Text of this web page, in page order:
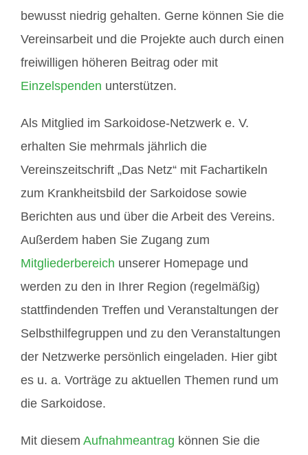
bewusst niedrig gehalten. Gerne können Sie die
Vereinsarbeit und die Projekte auch durch einen
freiwilligen höheren Beitrag oder mit
Einzelspenden unterstützen.
Als Mitglied im Sarkoidose-Netzwerk e. V.
erhalten Sie mehrmals jährlich die
Vereinszeitschrift „Das Netz“ mit Fachartikeln
zum Krankheitsbild der Sarkoidose sowie
Berichten aus und über die Arbeit des Vereins.
Außerdem haben Sie Zugang zum
Mitgliederbereich unserer Homepage und
werden zu den in Ihrer Region (regelmäßig)
stattfindenden Treffen und Veranstaltungen der
Selbsthilfegruppen und zu den Veranstaltungen
der Netzwerke persönlich eingeladen. Hier gibt
es u. a. Vorträge zu aktuellen Themen rund um
die Sarkoidose.
Mit diesem Aufnahmeantrag können Sie die